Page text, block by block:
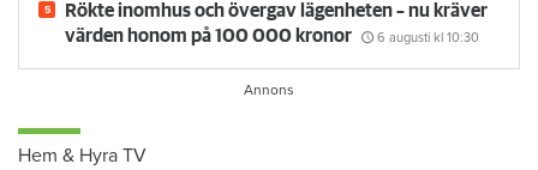
Rökte inomhus och övergav lägenheten – nu kräver
värden honom på 100 000 kronor
6 augusti kl 10:30
Hem & Hyra TV